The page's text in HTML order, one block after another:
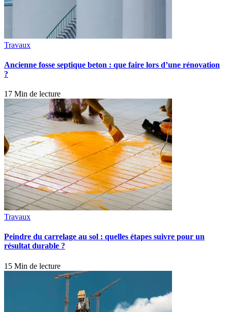
Travaux
Ancienne fosse septique beton : que faire lors d’une rénovation
?
17 Min de lecture
Travaux
Peindre du carrelage au sol : quelles étapes suivre pour un
résultat durable ?
15 Min de lecture